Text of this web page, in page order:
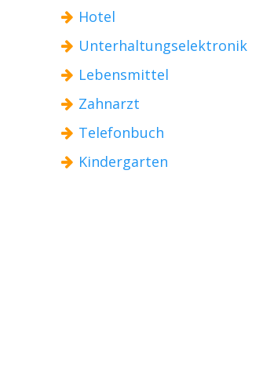
Hotel
Unterhaltungselektronik
Lebensmittel
Zahnarzt
Telefonbuch
Kindergarten